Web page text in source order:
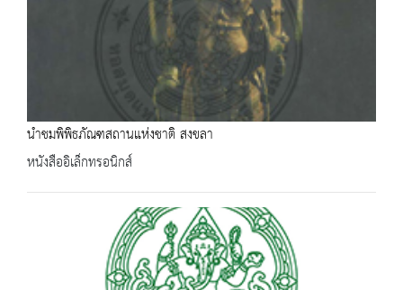
นำชมพิพิธภัณฑสถานแห่งชาติ สงขลา
หนังสืออิเล็กทรอนิกส์